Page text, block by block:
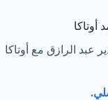
عبد الرازق مع أوتاكا